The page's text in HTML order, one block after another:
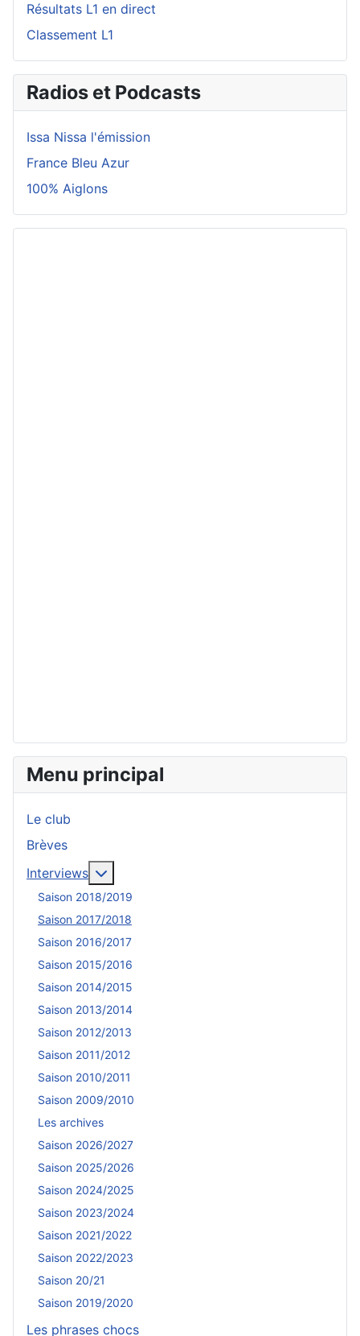
Résultats L1 en direct
Classement L1
Radios et Podcasts
Issa Nissa l'émission
France Bleu Azur
100% Aiglons
Menu principal
Le club
Brèves
Interviews
Saison 2018/2019
Saison 2017/2018
Saison 2016/2017
Saison 2015/2016
Saison 2014/2015
Saison 2013/2014
Saison 2012/2013
Saison 2011/2012
Saison 2010/2011
Saison 2009/2010
Les archives
Saison 2026/2027
Saison 2025/2026
Saison 2024/2025
Saison 2023/2024
Saison 2021/2022
Saison 2022/2023
Saison 20/21
Saison 2019/2020
Les phrases chocs